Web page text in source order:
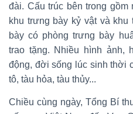
đài. Cấu trúc bên trong gồm
khu trưng bày kỷ vật và
bày có phòng trưng bày
trao tặng. Nhiều hình ảnh,
động, đời sống lúc sinh thời
tô, tàu hỏa, tàu thủy...
Chiều cùng ngày, Tổng Bí